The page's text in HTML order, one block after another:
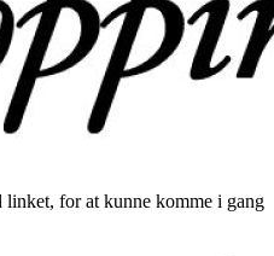
for at kunne komme i gang